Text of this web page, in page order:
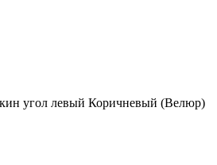
угол левый Коричневый (Велюр)